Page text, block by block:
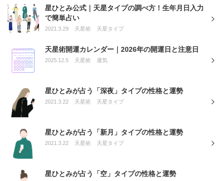
星ひとみ公式｜天星タイプの調べ方！生年月日入力
で簡単占い
2021.3.29 天星術 天星タイプ
天星術開運カレンダー｜2026年の開運日と注意日
2025.12.5 天星術 運気
星ひとみが占う「深夜」タイプの性格と運勢
2021.3.22 天星術 天星タイプ
星ひとみが占う「新月」タイプの性格と運勢
2021.3.22 天星術 天星タイプ
星ひとみが占う「空」タイプの性格と運勢